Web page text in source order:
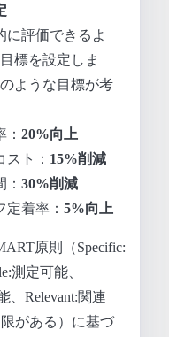
に評価できるよ
標を設定しま
ような目標が考
20%向上
ト： 15%削減
30%削減
着率： 5%向上
原則（Specific:
測定可能、
、Relevant:関連
がある）に基づ